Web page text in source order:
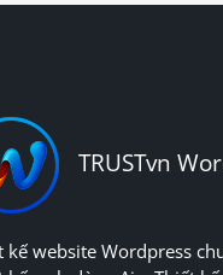
TRUSTvn
kế website Wordpress